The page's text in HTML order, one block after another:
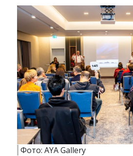
Фото: AYA Gallery